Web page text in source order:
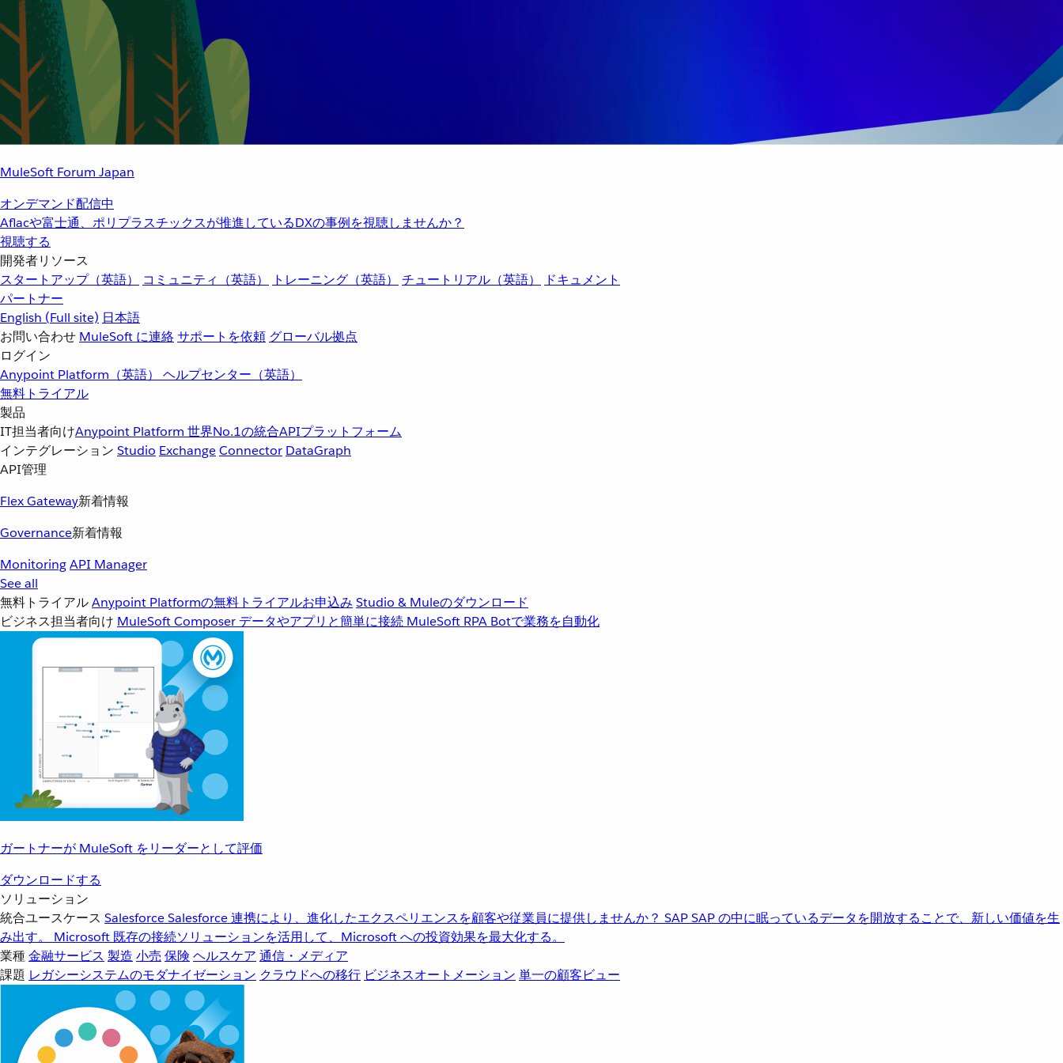
MuleSoft Forum Japan
オンデマンド配信中
Aflacや富士通、ポリプラスチックスが推進しているDXの事例を視聴しませんか？
視聴する
開発者リソース
スタートアップ（英語）
コミュニティ（英語） トレーニング（英語） チュートリアル（英語）
ドキュメント
パートナー
English (Full site) 日本語
お問い合わせ MuleSoft に連絡サポートを依頼 グローバル拠点
ログイン
Anypoint Platform（英語） ヘルプセンター（英語）
無料トライアル
製品
IT担当者向けAnypoint Platform 世界No.1の統合APIプラットフォーム
インテグレーション Studio ExchangeConnector DataGraph
API管理
Flex Gateway新着情報
Governance新着情報
MonitoringAPI Manager
See all
無料トライアルAnypoint Platformの無料トライアルお申込み Studio & Muleのダウンロード
ビジネス担当者向け MuleSoft Composer データやアプリと簡単に接続 MuleSoft RPA Botで業務を自動化
ガートナーが MuleSoft をリーダーとして評価
ダウンロードする
ソリューション
統合ユースケース SalesforceSalesforce 連携により、進化したエクスペリエンスを顧客や従業員に提供しませんか？ SAPSAP の中に眠っているデータを開放することで、新しい価値を生
み出す。
Microsoft 既存の接続ソリューションを活用して、Microsoft への投資効果を最大化する。
業種金融サービス 製造 小売 保険 ヘルスケア 通信・メディア
課題 レガシーシステムのモダナイゼーション クラウドへの移行 ビジネスオートメーション 単一の顧客ビュー